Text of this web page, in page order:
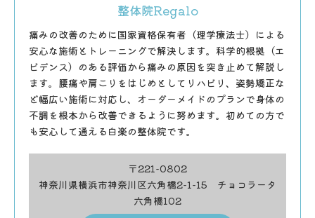
整体院Regalo
痛みの改善のために国家資格保有者（理学療法士）による
安心な施術とトレーニングで解決します。科学的根拠（エ
ビデンス）のある評価から痛みの原因を突き止めて解説し
ます。腰痛や肩こりをはじめとしてリハビリ、姿勢矯正な
ど幅広い施術に対応し、オーダーメイドのプランで身体の
不調を根本から改善できるように努めます。初めての方で
も安心して通える白楽の整体院です。
〒221-0802
神奈川県横浜市神奈川区六角橋2-1-15 チョコラータ
六角橋102